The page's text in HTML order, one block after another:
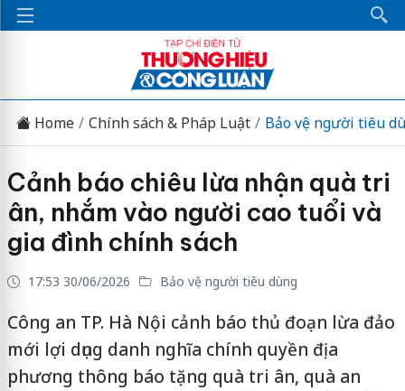
Home Chính sách & Pháp Luật Bảo vệ người tiêu
Cảnh báo chiêu lừa nhận quà tri
ân, nhắm vào người cao tuổi và
gia đình chính sách
17:53 30/06/2026 Bảo vệ người tiêu dùng
Công an TP. Hà Nội cảnh báo thủ đoạn lừa đảo
mới lợi dụng danh nghĩa chính quyền địa
phương thông báo tặng quà tri ân, quà an